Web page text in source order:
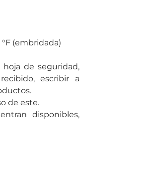
°F (embridada)
de seguridad,
escribir a
de este.
disponibles,